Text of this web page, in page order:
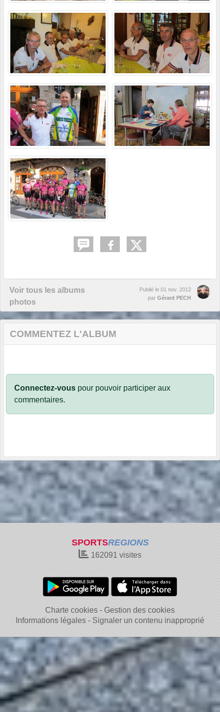
Voir tous les albums
photos
Publié le 01 nov. 2012
par Gérard PECH
COMMENTEZ L'ALBUM
Connectez-vous pour pouvoir participer aux
commentaires.
SPORTSREGIONS
162091 visites
Charte cookies
Gestion des cookies
Informations légales
Signaler un contenu inapproprié